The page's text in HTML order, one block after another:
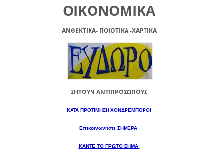
ΟΙΚΟΝΟΜΙΚΑ
ΑΝΘΕΚΤΙΚΑ- ΠΟΙΟΤΙΚΑ -XAPTIKA
ΖΗΤΟΥΝ ΑΝΤΙΠΡΟΣΩΠΟΥΣ
ΚΑΤΑ ΠΡΟΤΙΜΗΣΗ ΧΟΝΔΡΕΜΠΟΡΟΙ
Επικοινωνήστε ΣΗΜΕΡΑ
ΚΑΝΤΕ ΤΟ ΠΡΩΤΟ ΒΗΜΑ